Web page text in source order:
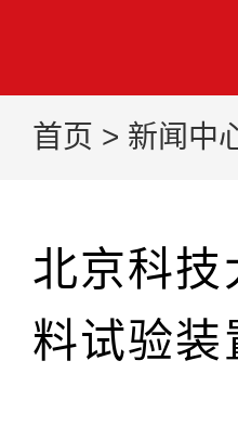
首页 > 新闻中
北京科技
料试验装